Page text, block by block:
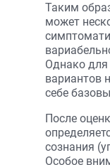
Таким
может
Однако
вариантов
себе
После
сознания
Особое